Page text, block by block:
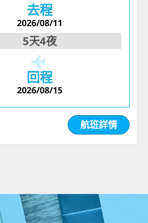
去程
2026/08/11
5天4夜
回程
2026/08/15
航班詳情